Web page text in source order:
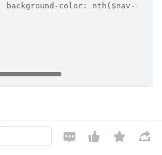
background-color: nth($nav-
   